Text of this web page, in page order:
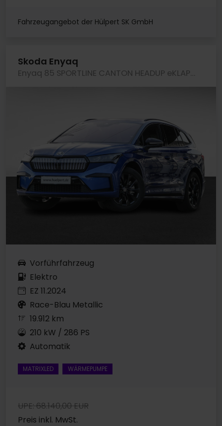
Fahrzeugangebot der Hülpert SK GmbH
Skoda Enyaq
Enyaq 85 SPORTLINE CANTON HEADUP eKLAPPE KEYLESS
Vorführfahrzeug
Elektro
EZ 11.2024
Race-Blau Metallic
19.912 km
210 kW / 286 PS
Automatik
MATRIXLED WÄRMEPUMPE
UPE: 68.140,00 EUR
Preis inkl. MwSt.